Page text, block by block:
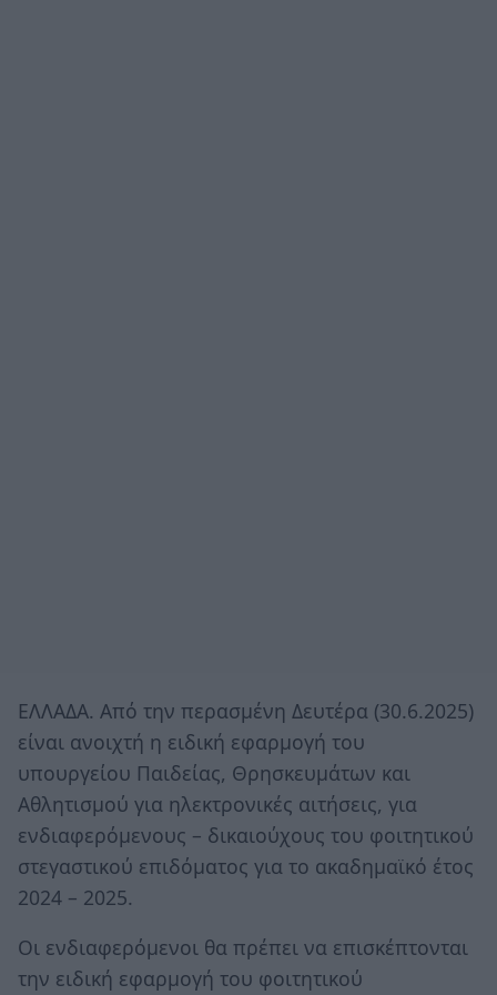
ΕΛΛΑΔΑ. Από την περασμένη Δευτέρα (30.6.2025)
είναι ανοιχτή η ειδική εφαρμογή του
υπουργείου Παιδείας, Θρησκευμάτων και
Αθλητισμού για ηλεκτρονικές αιτήσεις, για
ενδιαφερόμενους – δικαιούχους του φοιτητικού
στεγαστικού επιδόματος για το ακαδημαϊκό έτος
2024 – 2025.
Οι ενδιαφερόμενοι θα πρέπει να επισκέπτονται
την ειδική εφαρμογή του φοιτητικού